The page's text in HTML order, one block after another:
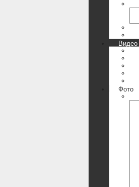
Видео
Фото